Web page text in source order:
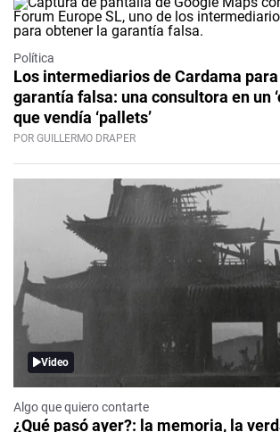
Política
Los intermediarios de Cardama
garantía falsa: una consultora en un
que vendía ‘pallets’
POR GUILLERMO DRAPER
Video
Algo que quiero contarte
¿Qué pasó ayer?: la memoria, la